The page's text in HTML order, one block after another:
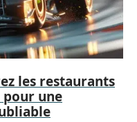
les restaurants
pour une